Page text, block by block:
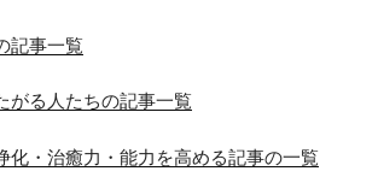
記事一覧
がる人たちの記事一覧
化・治癒力・能力を高める記事の一覧